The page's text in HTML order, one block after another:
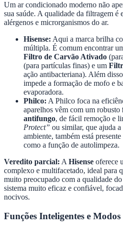
Um ar condicionado moderno não
sua saúde. A qualidade da filtragem é
alérgenos e microrganismos do ar.
Hisense: Aqui a marca brilha
múltipla. É comum encontrar
Filtro de Carvão Ativado
(para partículas finas) e um
ação antibacteriana). Além
impede a formação de mofo e
evaporadora.
Philco: A Philco foca na
aparelhos vêm com um robusto
antifungo, de fácil remoção e
Protect” ou similar, que ajuda
ambiente, também está
como a função de autolimpeza.
Veredito parcial: A Hisense oferece
complexo e multifacetado, ideal para
muito preocupado com a qualidade
sistema muito eficaz e confiável,
nocivos.
Funções Inteligentes e